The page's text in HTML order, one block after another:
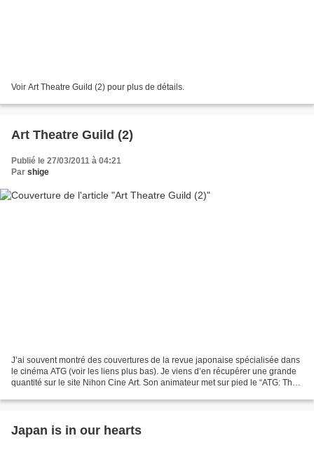
Voir Art Theatre Guild (2) pour plus de détails.
Art Theatre Guild (2)
Publié le 27/03/2011 à 04:21
Par shige
J’ai souvent montré des couvertures de la revue japonaise spécialisée dans
le cinéma ATG (voir les liens plus bas). Je viens d’en récupérer une grande
quantité sur le site Nihon Cine Art. Son animateur met sur pied le “ATG: The
Japan is in our hearts